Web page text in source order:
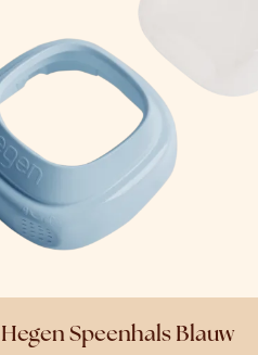
Hegen Speenhals Blauw